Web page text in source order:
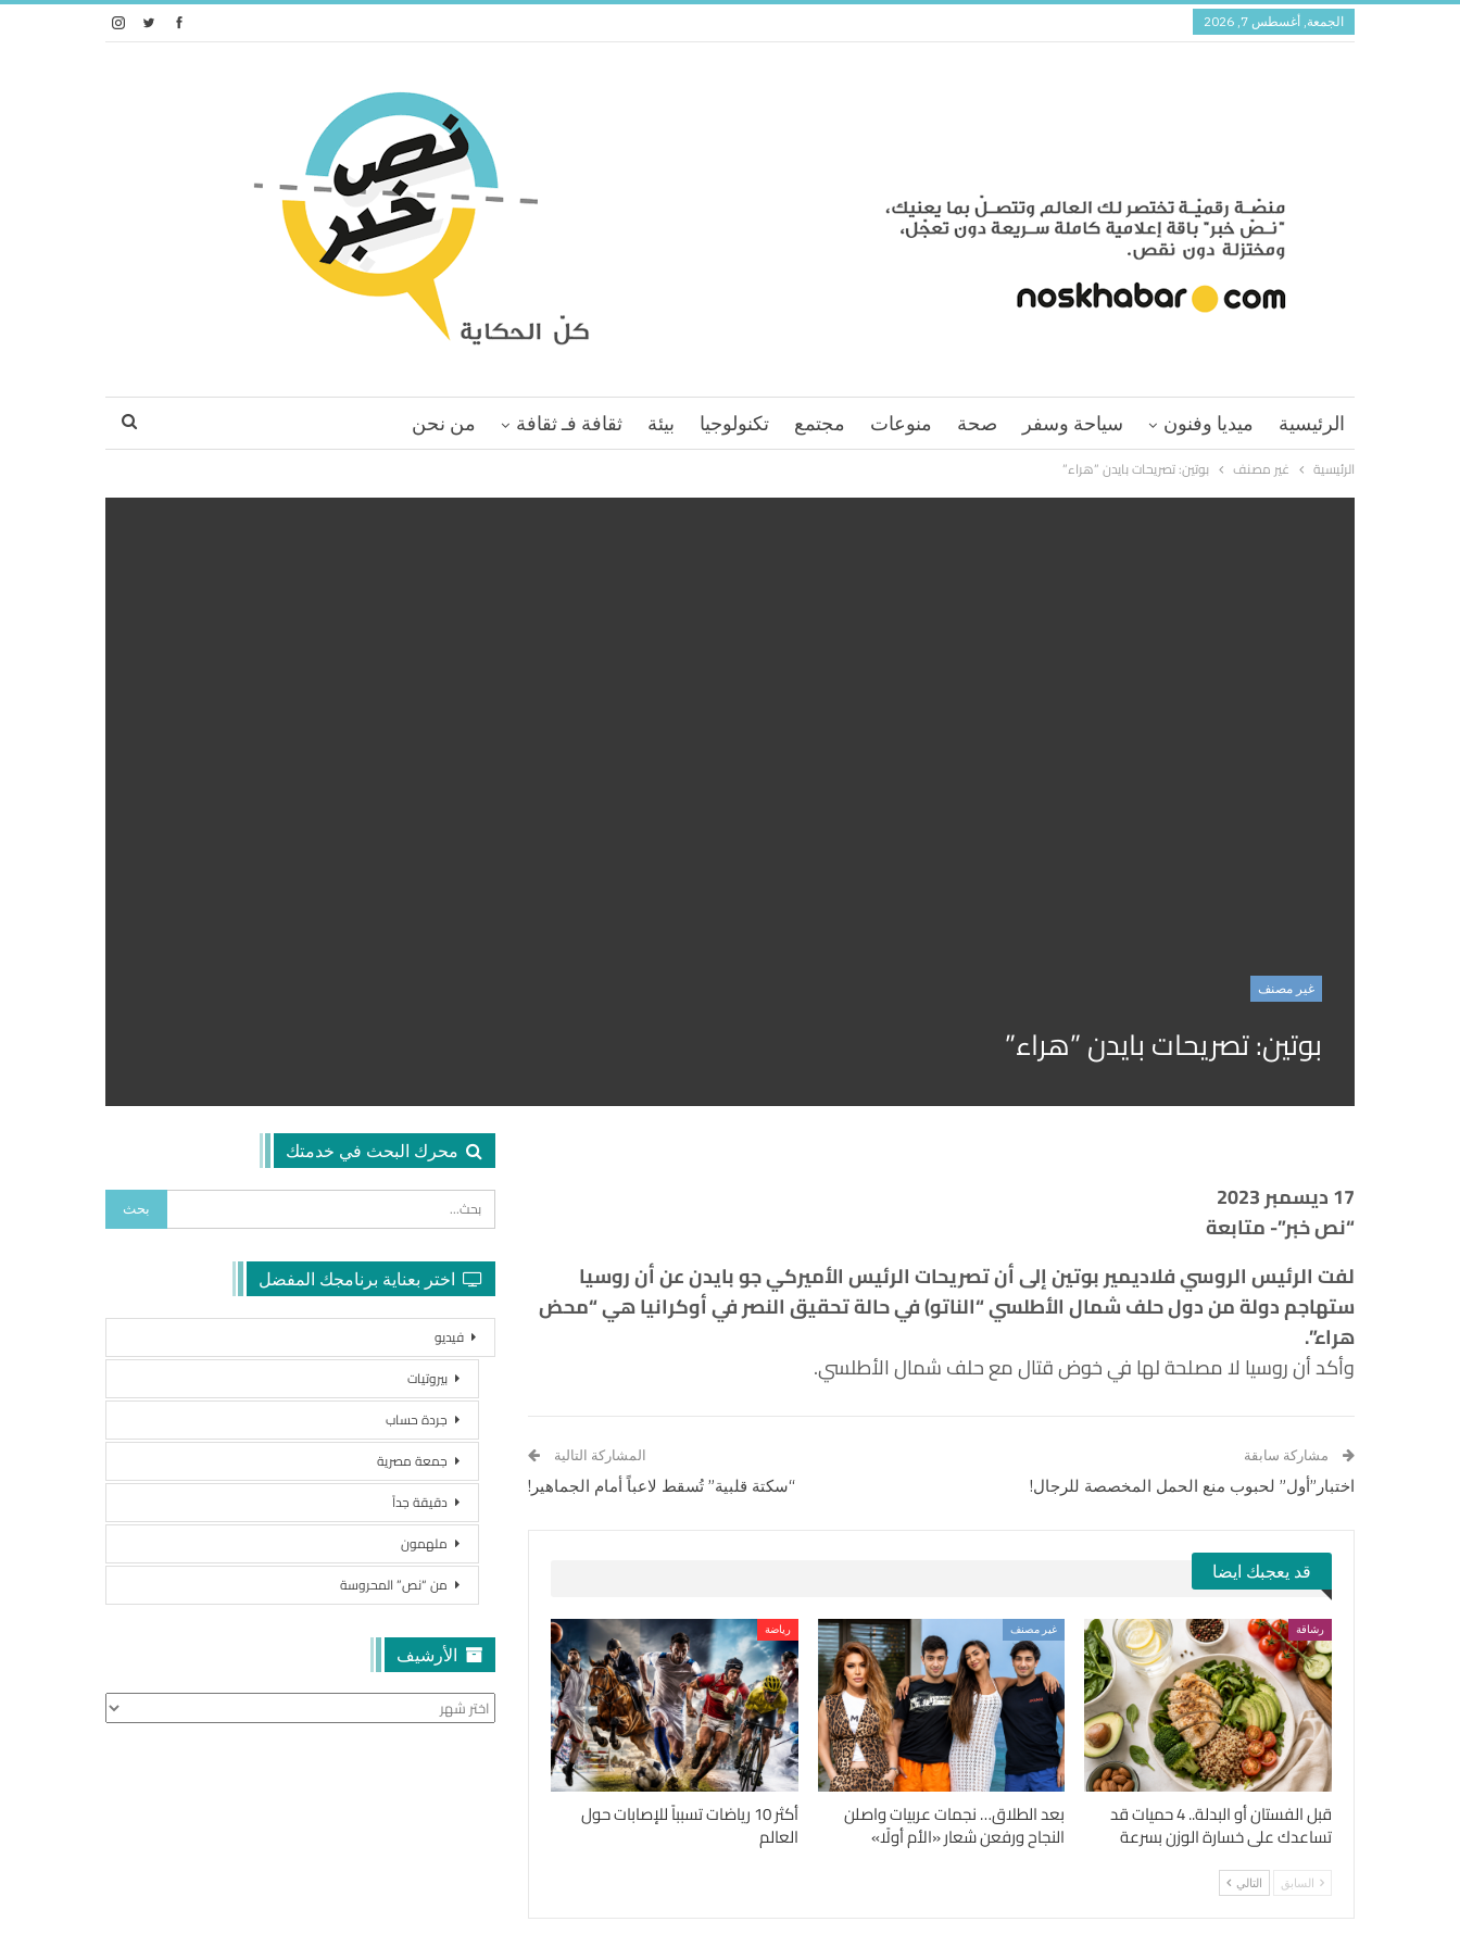
الجمعة, أغسطس 7, 2026
الرئيسية ميديا وفنون سياحة وسفر صحة منوعات مجتمع تكنولوجيا بيئة ثقافة فـ ثقافة
من نحن
الرئيسية
غير مصنف بوتين: تصريحات بايدن ‏‏”هراء”‏
غير مصنف
بوتين: تصريحات بايدن ‏‏”هراء”‏
17 ديسمبر 2023
“نص خبر”- متابعة
لفت الرئيس الروسي فلاديمير بوتين إلى أن تصريحات ‏الرئيس الأميركي جو بايدن عن أن روسيا
ستهاجم دولة من ‏دول حلف شمال الأطلسي “الناتو) في حالة تحقيق النصر في ‏أوكرانيا هي “محض
هراء”.‏
وأكد أن روسيا لا مصلحة لها في خوض قتال مع حلف شمال ‏الأطلسي.‏
مشاركة سابقة
اختبار”أول” لحبوب منع الحمل المخصصة للرجال!
المشاركة التالية
“سكتة قلبية” تُسقط لاعباً أمام الجماهير!
قد يعجبك ايضا
رشاقة
قبل الفستان أو البدلة.. 4 حميات قد
تساعدك على خسارة الوزن بسرعة
غير مصنف
بعد الطلاق… نجمات عربيات واصلن
النجاح ورفعن شعار «الأم أولًا»
رياضة
أكثر 10 رياضات تسبباً للإصابات حول
العالم
السابق التالي
محرك البحث في خدمتك
اختر بعناية برنامجك المفضل
فيديو
بيروتيات
جردة حساب
جمعة مصرية
دقيقة جداً
ملهمون
من “نص” المحروسة
الأرشيف
الأرشيف